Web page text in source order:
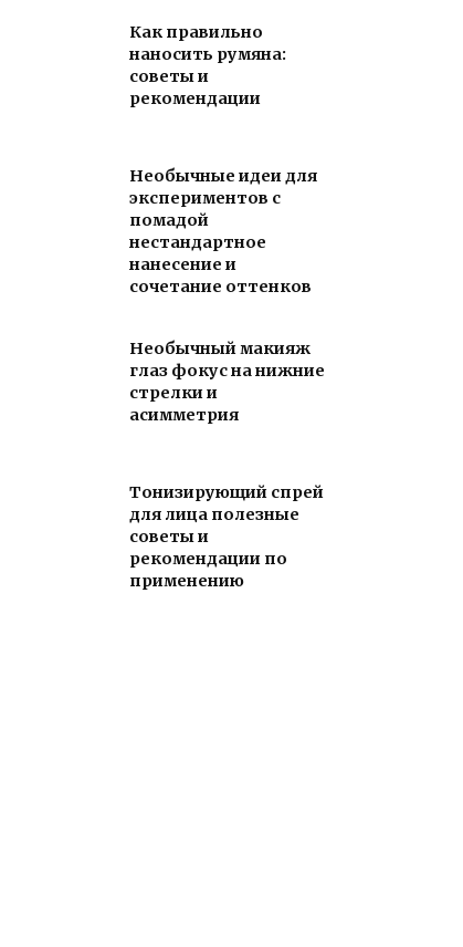
Как правильно
наносить румяна:
советы и
рекомендации
Необычные идеи для
экспериментов с
помадой
нестандартное
нанесение и
сочетание оттенков
Необычный макияж
глаз фокус на нижние
стрелки и
асимметрия
Тонизирующий спрей
для лица полезные
советы и
рекомендации по
применению